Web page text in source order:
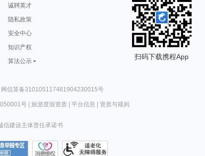
诚聘英才
隐私政策
安全中心
知识产权
算法公示
扫码下载携程App
网信算备310105117481904230015号
号| 旅游度假资质| 平台信息 资质与规则
信建设主体责任承诺书